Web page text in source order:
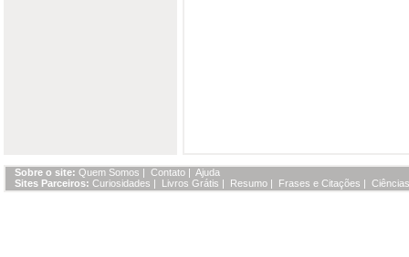
Sobre o site: Quem Somos | Contato | Ajuda
Sites Parceiros: Curiosidades | Livros Grátis | Resumo | Frases e Citações |